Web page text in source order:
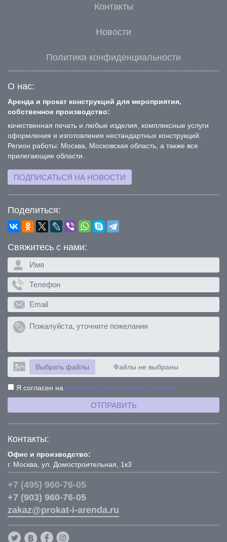
Контакты
Новости
Политика конфиденциальности
О нас:
Аренда и прокат конструкций для мероприятия,
собственное производство:
качественная печать и любые изделия, комплексные услуги
оформления и изготовления нестандартных конструкций.
Регион работы: Москва, Московская область, а также все
прилегающие области.
ПОДПИСАТЬСЯ НА НОВОСТИ
Поделиться:
Свяжитесь с нами:
Выбрать файлы Файлы не выбраны
Я согласен на обработку персональных данных
ОТПРАВИТЬ
Контакты:
Офис и производство:
г. Москва, ул. Домостроительная, 1к3
+7 (495) 960-76-05
+7 (903) 960-76-05
zakaz@prokat-i-arenda.ru